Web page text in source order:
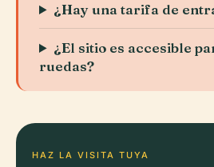
¿Hay una tarifa de
¿El sitio es accesible
ruedas?
HAZ LA VISITA TUYA